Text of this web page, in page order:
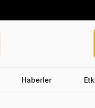
Haberler